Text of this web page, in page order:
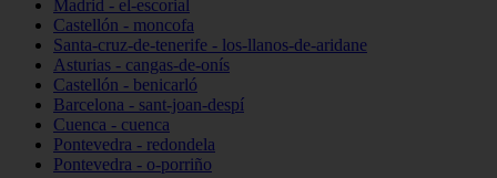
Madrid - el-escorial
Castellón - moncofa
Santa-cruz-de-tenerife - los-llanos-de-aridane
Asturias - cangas-de-onís
Castellón - benicarló
Barcelona - sant-joan-despí
Cuenca - cuenca
Pontevedra - redondela
Pontevedra - o-porriño